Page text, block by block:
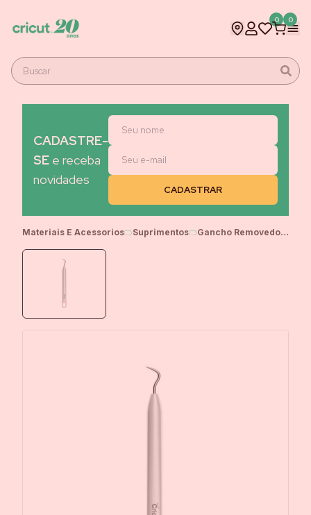
0 0
CADASTRE-
SE e receba
novidades
Materiais E Acessorios Suprimentos Gancho Removedor Cricut para Vinil - Rosa